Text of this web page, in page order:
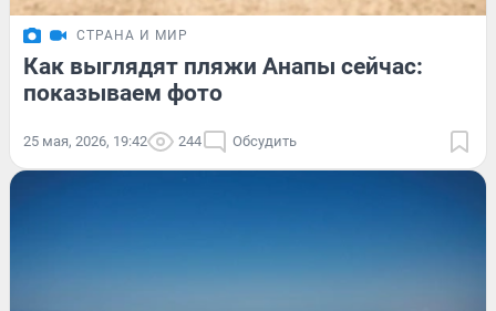
СТРАНА И МИР
Как выглядят пляжи Анапы сейчас:
показываем фото
25 мая, 2026, 19:42 244 Обсудить